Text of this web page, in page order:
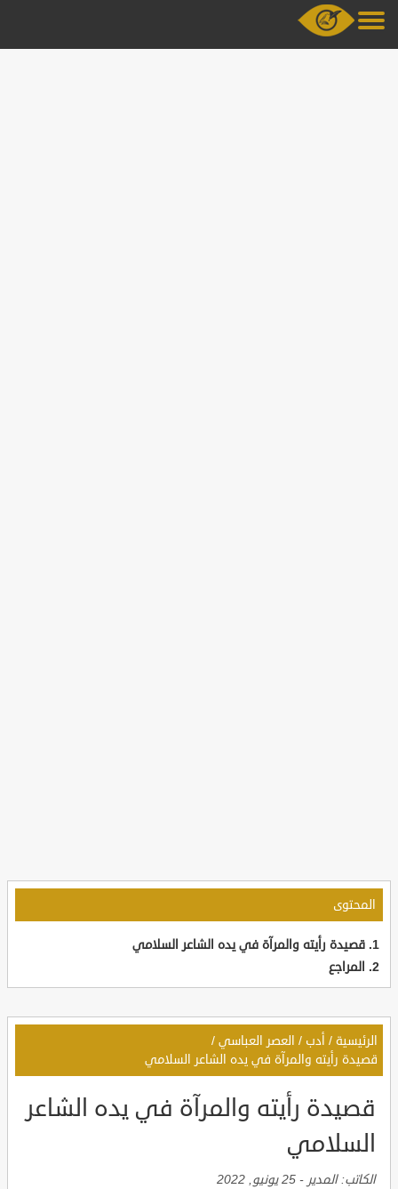
المحتوى
قصيدة رأيته والمرآة في يده الشاعر السلامي
المراجع
الرئيسية / أدب / العصر العباسي /
قصيدة رأيته والمرآة في يده الشاعر السلامي
قصيدة رأيته والمرآة في يده الشاعر
السلامي
الكاتب:المدير - 25 يونيو, 2022